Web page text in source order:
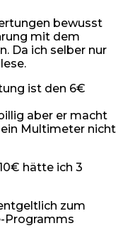
bewusst
mit dem
Da ich selber nur
ist den 6€
aber er macht
Multimeter nicht
hätte ich 3
zum
Programms